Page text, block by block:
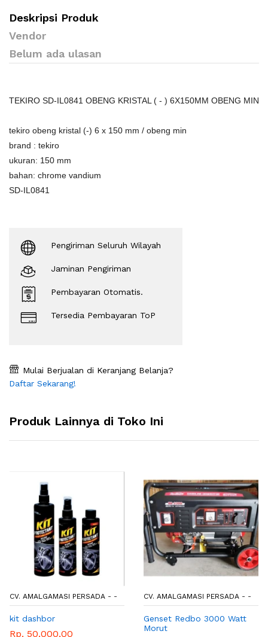
Deskripsi Produk
Vendor
Belum ada ulasan
TEKIRO SD-IL0841 OBENG KRISTAL ( - ) 6X150MM OBENG MIN
tekiro obeng kristal (-) 6 x 150 mm / obeng min
brand : tekiro
ukuran: 150 mm
bahan: chrome vandium
SD-IL0841
Pengiriman Seluruh Wilayah
Jaminan Pengiriman
Pembayaran Otomatis.
Tersedia Pembayaran ToP
Mulai Berjualan di Keranjang Belanja?
Daftar Sekarang!
Produk Lainnya di Toko Ini
CV. AMALGAMASI PERSADA - -
kit dashbor
Rp. 50.000,00
CV. AMALGAMASI PERSADA - -
Genset Redbo 3000 Watt
Morut